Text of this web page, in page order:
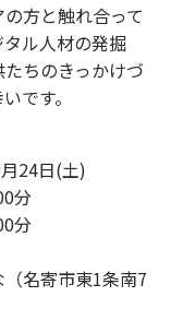
方と触れ合って
ル人材の発掘
ちのきっかけづ
です。
24日(土)
分
分
名寄市東1条南7